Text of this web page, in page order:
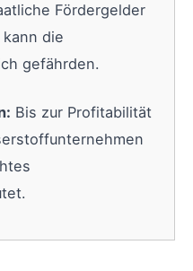
Fördergelder
die
gefährden.
Bis zur Profitabilität